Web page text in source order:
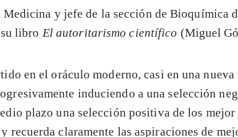
y jefe de la sección de
libro El autoritarismo científico (Miguel
en el oráculo moderno, casi en una
induciendo a una selección
plazo una selección positiva de los
recuerda claramente las aspiraciones de